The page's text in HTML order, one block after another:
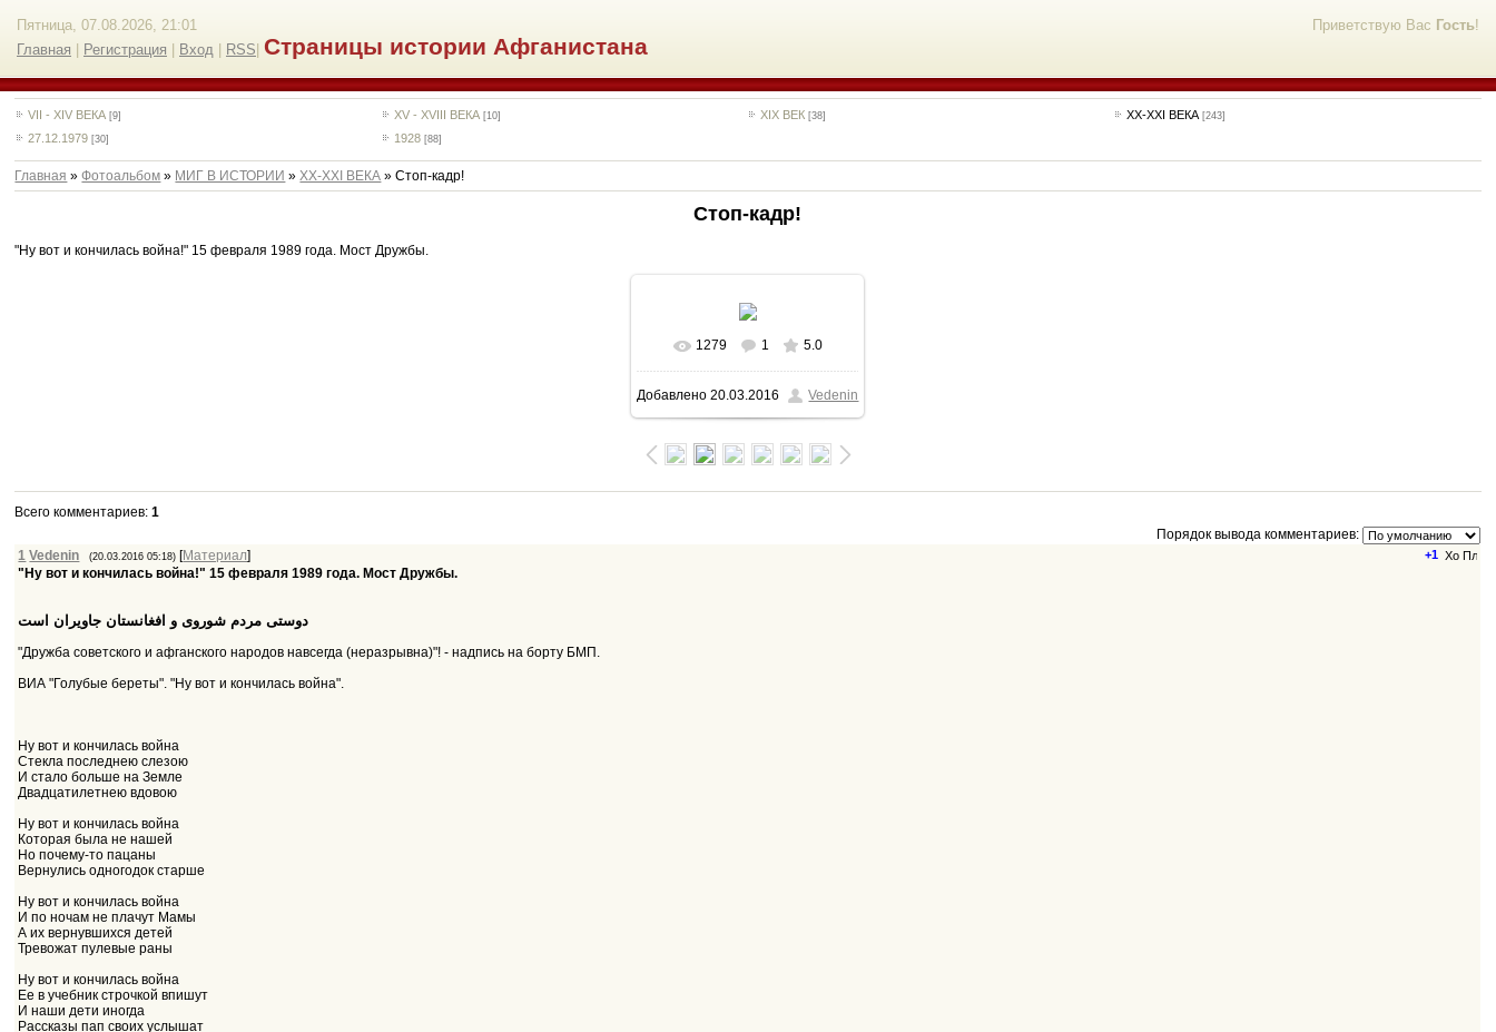
Приветствую Вас Гость!
Пятница, 07.08.2026, 21:01
Главная
Регистрация Вход RSS Страницы истории Афганистана
VII - XIV ВЕКА [9] XV - XVIII ВЕКА [10] XIX ВЕК [38] ХХ-XXI ВЕКА [243]
27.12.1979 [30] 1928 [88]
Главная »Фотоальбом » МИГ В ИСТОРИИ »ХХ-XXI ВЕКА » Стоп-кадр!
Стоп-кадр!
"Ну вот и кончилась война!" 15 февраля 1989 года. Мост Дружбы.
В реальном размере
800x546/ 96.6Kb
1279 1 5.0
Добавлено 20.03.2016 Vedenin
Всего комментариев:1
Порядок вывода комментариев:
+1
1 Vedenin (20.03.2016 05:18) [Материал]
"Ну вот и кончилась война!" 15 февраля 1989 года. Мост Дружбы.
دوستی مردم شوروی و افغانستان جاویران است
"Дружба советского и афганского народов навсегда (неразрывна)"! - надпись на борту БМП.
ВИА "Голубые береты". "Ну вот и кончилась война".
Ну вот и кончилась война
Стекла последнею слезою
И стало больше на Земле
Двадцатилетнею вдовою
Ну вот и кончилась война
Которая была не нашей
Но почему-то пацаны
Вернулись одногодок старше
Ну вот и кончилась война
И по ночам не плачут Мамы
А их вернувшихся детей
Тревожат пулевые раны
Ну вот и кончилась война
Ее в учебник строчкой впишут
И наши дети иногда
Рассказы пап своих услышат